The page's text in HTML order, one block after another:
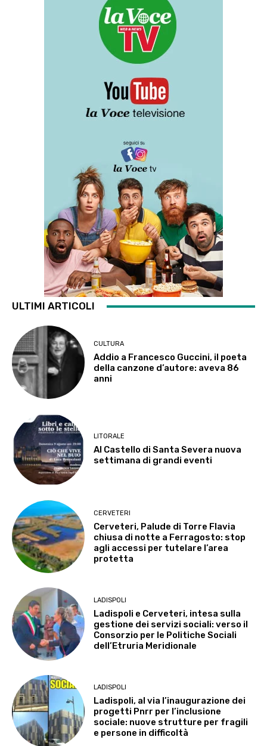
ULTIMI ARTICOLI
CULTURA
Addio a Francesco Guccini, il poeta
della canzone d’autore: aveva 86
anni
LITORALE
Al Castello di Santa Severa nuova
settimana di grandi eventi
CERVETERI
Cerveteri, Palude di Torre Flavia
chiusa di notte a Ferragosto: stop
agli accessi per tutelare l’area
protetta
LADISPOLI
Ladispoli e Cerveteri, intesa sulla
gestione dei servizi sociali: verso il
Consorzio per le Politiche Sociali
dell’Etruria Meridionale
LADISPOLI
Ladispoli, al via l’inaugurazione dei
progetti Pnrr per l’inclusione
sociale: nuove strutture per fragili
e persone in difficoltà